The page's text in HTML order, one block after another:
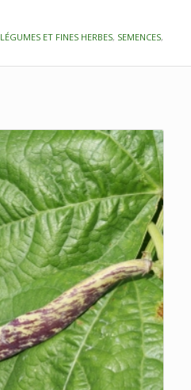
LÉGUMES ET FINES HERBES, SEMENCES,